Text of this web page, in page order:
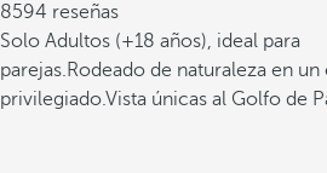
8594 reseñas
Solo Adultos (+18 años), ideal para
parejas.Rodeado de naturaleza en
privilegiado.Vista únicas al Golfo de